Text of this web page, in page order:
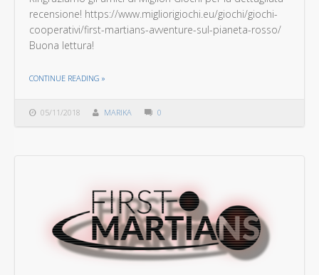
05/11/2018 MARIKA 0
recensione! https://www.migliorigiochi.eu/giochi/giochi-
cooperativi/first-martians-avventure-sul-pianeta-rosso/
Buona lettura!
CONTINUE READING »